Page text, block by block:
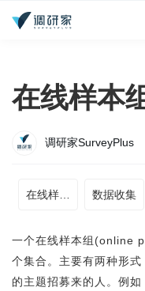
在线样本
调研家SurveyPlus
数据收集
一个在线样本组(online
个集合。主要有两种形
的主题招募来的人。例